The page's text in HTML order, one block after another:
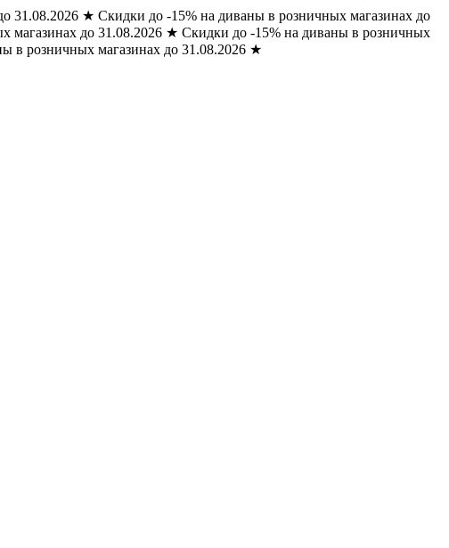
31.08.2026 ★ Скидки до -15% на диваны в розничных магазинах до
магазинах до 31.08.2026 ★ Скидки до -15% на диваны в розничных
в розничных магазинах до 31.08.2026 ★